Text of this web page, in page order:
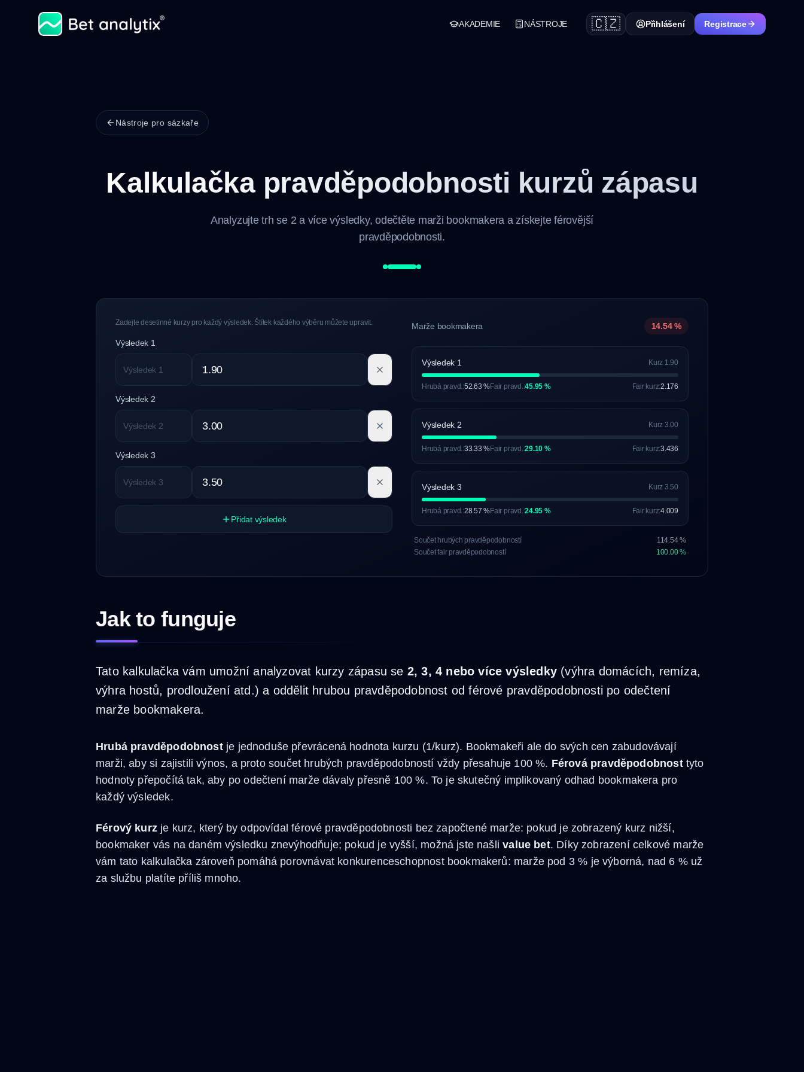
AKADEMIE NÁSTROJE 🇨🇿 Přihlášení Registrace
Nástroje pro sázkaře
Kalkulačka pravděpodobnosti kurzů zápasu
Analyzujte trh se 2 a více výsledky, odečtěte marži bookmakera a získejte férovější
pravděpodobnosti.
Zadejte desetinné kurzy pro každý výsledek. Štítek každého výběru můžete upravit.
Výsledek 1
Výsledek 2
Výsledek 3
Přidat výsledek
Marže bookmakera 14.54 %
Výsledek 1 Kurz 1.90
Hrubá pravd.:52.63 %Fair pravd.:45.95 % Fair kurz:2.176
Výsledek 2 Kurz 3.00
Hrubá pravd.:33.33 %Fair pravd.:29.10 % Fair kurz:3.436
Výsledek 3 Kurz 3.50
Hrubá pravd.:28.57 %Fair pravd.:24.95 % Fair kurz:4.009
Součet hrubých pravděpodobností
114.54 %
Součet fair pravděpodobností
100.00 %
Jak to funguje
Tato kalkulačka vám umožní analyzovat kurzy zápasu se 2, 3, 4 nebo více výsledky (výhra domácích, remíza,
výhra hostů, prodloužení atd.) a oddělit hrubou pravděpodobnost od férové pravděpodobnosti po odečtení
marže bookmakera.
Hrubá pravděpodobnostje jednoduše převrácená hodnota kurzu (1/kurz). Bookmakeři ale do svých cen zabudovávají
marži, aby si zajistili výnos, a proto součet hrubých pravděpodobností vždy přesahuje 100 %. Férová pravděpodobnosttyto
hodnoty přepočítá tak, aby po odečtení marže dávaly přesně 100 %. To je skutečný implikovaný odhad bookmakera pro
každý výsledek.
Férový kurzje kurz, který by odpovídal férové pravděpodobnosti bez započtené marže: pokud je zobrazený kurz nižší,
bookmaker vás na daném výsledku znevýhodňuje; pokud je vyšší, možná jste našlivalue bet. Díky zobrazení celkové marže
vám tato kalkulačka zároveň pomáhá porovnávat konkurenceschopnost bookmakerů: marže pod 3 % je výborná, nad 6 % už
za službu platíte příliš mnoho.